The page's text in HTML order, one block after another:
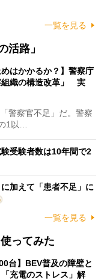
一覧を見る
活路」
はかかるか？】警察庁
組織の構造改革」 実
警察官不足」だ。警察
1以…
受験者数は10年間で2
加えて「患者不足」に
一覧を見る
ってみた
台】BEV普及の障壁と
充電のストレス」解